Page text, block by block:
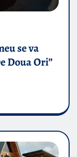
se va
Doua Ori”